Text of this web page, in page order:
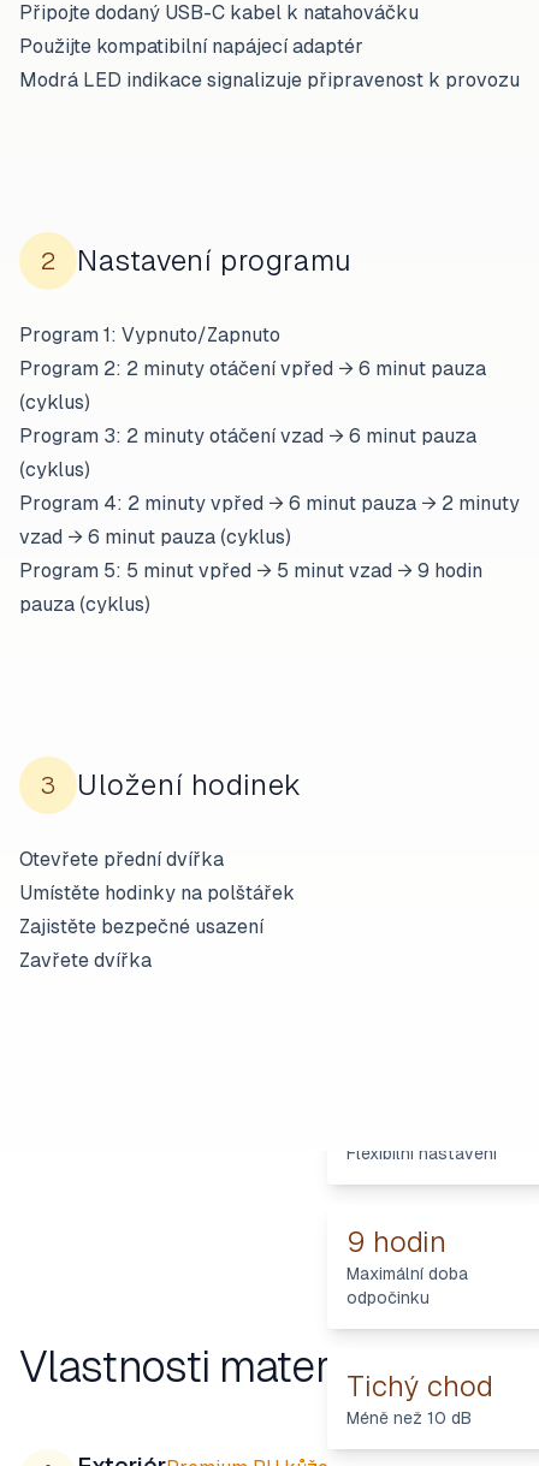
Připojte dodaný USB-C kabel k natahováčku
Použijte kompatibilní napájecí adaptér
Modrá LED indikace signalizuje připravenost k provozu
2 Nastavení programu
Program 1: Vypnuto/Zapnuto
Program 2: 2 minuty otáčení vpřed → 6 minut pauza
(cyklus)
Program 3: 2 minuty otáčení vzad → 6 minut pauza
(cyklus)
Program 4: 2 minuty vpřed → 6 minut pauza → 2 minuty
vzad → 6 minut pauza (cyklus)
Program 5: 5 minut vpřed → 5 minut vzad → 9 hodin
pauza (cyklus)
3 Uložení hodinek
Otevřete přední dvířka
Umístěte hodinky na polštářek
Zajistěte bezpečné usazení
Zavřete dvířka
Flexibilní nastavení
9 hodin
Maximální doba
odpočinku
Tichý chod
Méně než 10 dB
Vlastnosti materiálu